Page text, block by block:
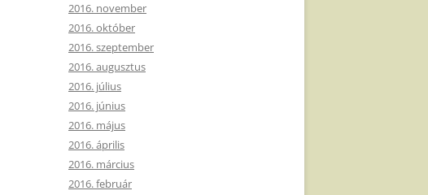
2016. november
2016. október
2016. szeptember
2016. augusztus
2016. július
2016. június
2016. május
2016. április
2016. március
2016. február